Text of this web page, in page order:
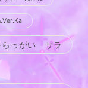
Ver.Ka
らっがい サラ